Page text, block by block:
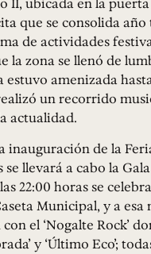
que se consolida
de actividades
la zona se llenó de
amenizada
un recorrido
actualidad.
inauguración de la
llevará a cabo la
22:00 horas se
Municipal, y a esa
el ‘Nogalte Rock’
y ‘Último Eco’;